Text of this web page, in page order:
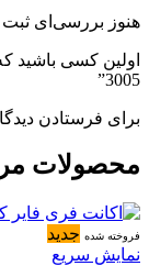
هنوز بررسی‌ای
اولین کسی باشید
3005”
برای فرستادن
محصولات
فروخته شده جدید
نمایش سریع